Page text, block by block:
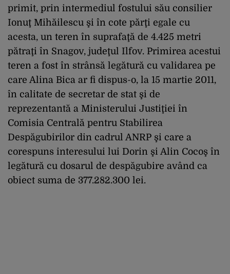
primit, prin intermediul fostului său consilier
Ionuţ Mihăilescu şi în cote părţi egale cu
acesta, un teren în suprafaţă de 4.425 metri
pătraţi în Snagov, judeţul Ilfov. Primirea acestui
teren a fost în strânsă legătură cu validarea pe
care Alina Bica ar fi dispus-o, la 15 martie 2011,
în calitate de secretar de stat şi de
reprezentantă a Ministerului Justiţiei în
Comisia Centrală pentru Stabilirea
Despăgubirilor din cadrul ANRP şi care a
corespuns interesului lui Dorin şi Alin Cocoş în
legătură cu dosarul de despăgubire având ca
obiect suma de 377.282.300 lei.